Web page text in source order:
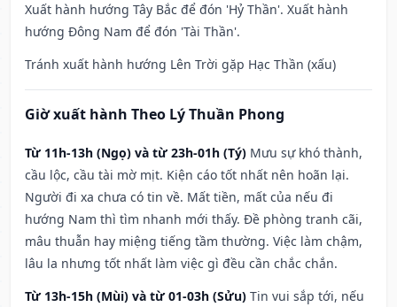
Xuất hành hướng Tây Bắc để đón 'Hỷ Thần'. Xuất hành
hướng Đông Nam để đón 'Tài Thần'.
Tránh xuất hành hướng Lên Trời gặp Hạc Thần (xấu)
Giờ xuất hành Theo Lý Thuần Phong
Từ 11h-13h (Ngọ) và từ 23h-01h (Tý) Mưu sự khó thành,
cầu lộc, cầu tài mờ mịt. Kiện cáo tốt nhất nên hoãn lại.
Người đi xa chưa có tin về. Mất tiền, mất của nếu đi
hướng Nam thì tìm nhanh mới thấy. Đề phòng tranh cãi,
mâu thuẫn hay miệng tiếng tầm thường. Việc làm chậm,
lâu la nhưng tốt nhất làm việc gì đều cần chắc chắn.
Từ 13h-15h (Mùi) và từ 01-03h (Sửu) Tin vui sắp tới, nếu